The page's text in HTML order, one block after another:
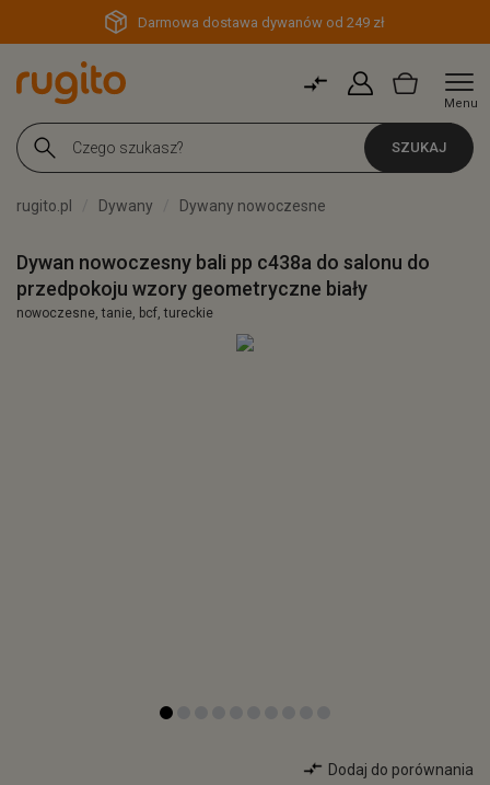
Darmowa dostawa dywanów od 249 zł
Menu
SZUKAJ
rugito.pl Dywany Dywany nowoczesne
Dywan nowoczesny bali pp c438a do salonu do
przedpokoju wzory geometryczne biały
nowoczesne, tanie, bcf, tureckie
Dodaj do porównania